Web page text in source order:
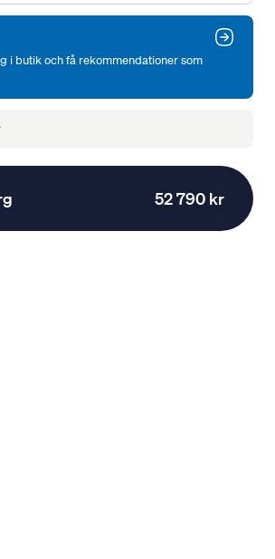
i butik och få rekommendationer som
52 790 kr